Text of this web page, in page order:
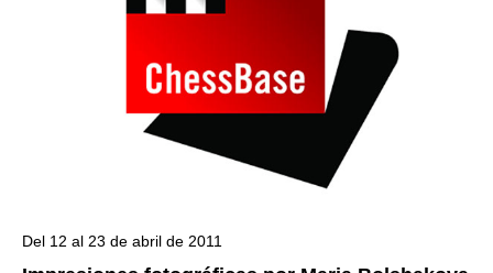
Del 12 al 23 de abril de 2011